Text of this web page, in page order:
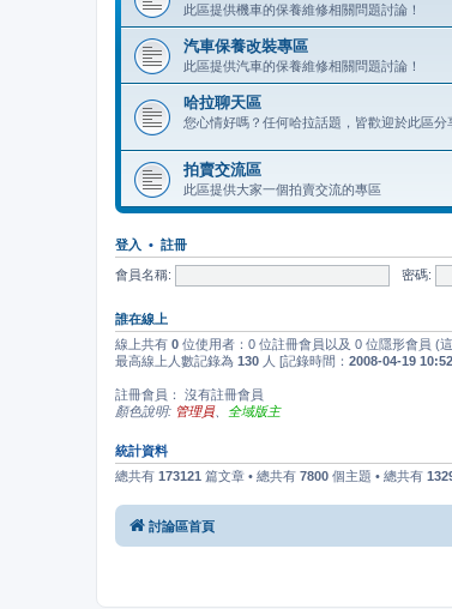
此區提供機車的保養維修相關問題討論！
汽車保養改裝專區
此區提供汽車的保養維修相關問題討論！
哈拉聊天區
您心情好嗎？任何哈拉話題，皆歡迎於此區分
拍賣交流區
此區提供大家一個拍賣交流的專區
登入 • 註冊
會員名稱: 密碼:
誰在線上
線上共有 0 位使用者：0 位註冊會員以及 0 位隱形會員 (
最高線上人數記錄為 130 人 [記錄時間： 2008-04-19
註冊會員： 沒有註冊會員
顏色說明: 管理員、 全域版主
統計資料
總共有 173121 篇文章 • 總共有 7800 個主題 • 總共有
討論區首頁